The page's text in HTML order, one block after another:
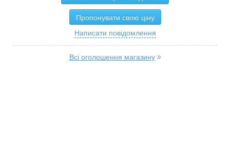
Пропонувати свою ціну
Написати повідомлення
Всі оголошення магазину